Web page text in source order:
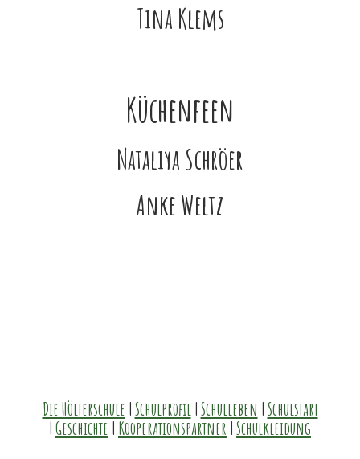
Tina Klems
Küchenfeen
Nataliya Schröer
Anke Weltz
Die Hölterschule |Schulprofil |Schulleben |Schulstart
|Geschichte | Kooperationspartner |Schulkleidung